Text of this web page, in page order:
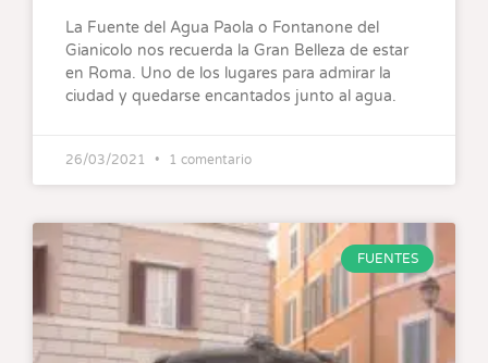
La Fuente del Agua Paola o Fontanone del
Gianicolo nos recuerda la Gran Belleza de estar
en Roma. Uno de los lugares para admirar la
ciudad y quedarse encantados junto al agua.
26/03/2021 1 comentario
FUENTES